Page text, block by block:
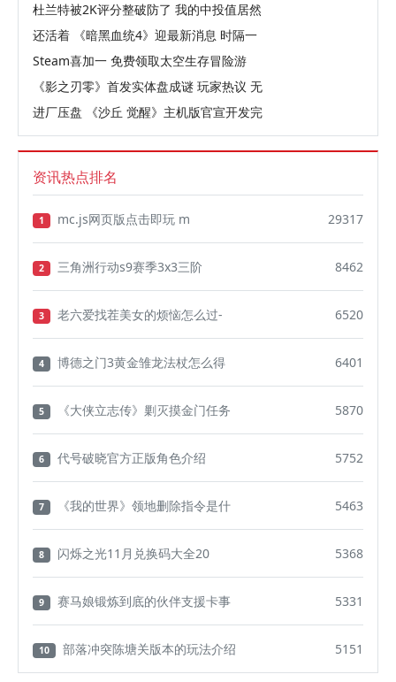
杜兰特被2K评分整破防了 我的中投值居然
还活着 《暗黑血统4》迎最新消息 时隔一
Steam喜加一 免费领取太空生存冒险游
《影之刃零》首发实体盘成谜 玩家热议 无
进厂压盘 《沙丘 觉醒》主机版官宣开发完
资讯热点排名
1 mc.js网页版点击即玩 m 29317
2 三角洲行动s9赛季3x3三阶 8462
3 老六爱找茬美女的烦恼怎么过- 6520
4 博德之门3黄金雏龙法杖怎么得 6401
5 《大侠立志传》剿灭摸金门任务 5870
6 代号破晓官方正版角色介绍 5752
7 《我的世界》领地删除指令是什 5463
8 闪烁之光11月兑换码大全20 5368
9 赛马娘锻炼到底的伙伴支援卡事 5331
10 部落冲突陈塘关版本的玩法介绍 5151